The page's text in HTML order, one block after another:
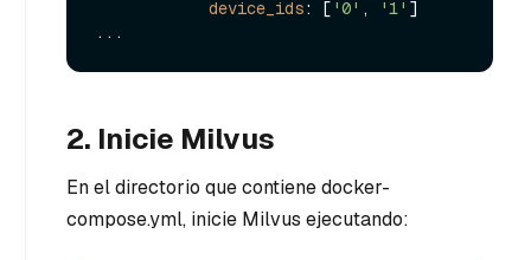
device_ids: [ '0' , '1' ]
2. Inicie Milvus
En el directorio que contiene docker-
compose.yml, inicie Milvus ejecutando: